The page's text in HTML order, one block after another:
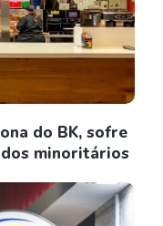
do BK, sofre
minoritários